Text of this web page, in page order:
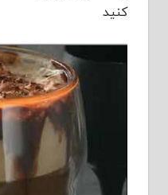
کنید